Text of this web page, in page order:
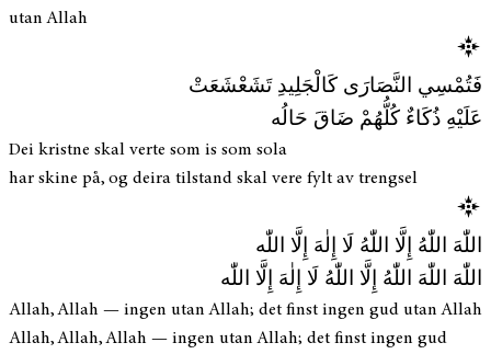
utan Allah
فَتُمْسِي النَّصَارَى كَالْجَلِيدِ تَشَعْشَعَتْ
عَلَيْهِ ذُكَاءٌ كُلُّهُمْ ضَاقَ حَالُه
Dei kristne skal verte som is som sola
har skine på, og deira tilstand skal vere fylt av trengsel
اللّٰهَ اللّٰهُ إِلَّا اللّٰهُ لَا إِلٰهَ إِلَّا اللّٰه
اللّٰهَ اللّٰهَ اللّٰهُ إِلَّا اللّٰهُ لَا إِلٰهَ إِلَّا اللّٰه
Allah, Allah — ingen utan Allah; det finst ingen gud utan Allah
Allah, Allah, Allah — ingen utan Allah; det finst ingen gud